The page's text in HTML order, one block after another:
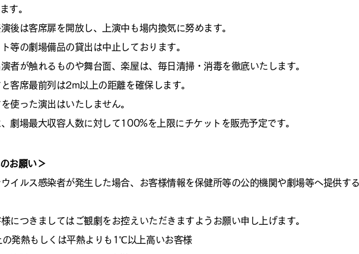
す。
は客席扉を開放し、上演中も場内換気に努めます。
の劇場備品の貸出は中止しております。
が触れるものや舞台面、楽屋は、毎日清掃・消毒を徹底いたします。
席最前列は2m以上の距離を確保します。
った演出はいたしません。
場最大収容人数に対して100%を上限にチケットを販売予定です。
お願い＞
ルス感染者が発生した場合、お客様情報を保健所等の公的機関や劇場等へ提供す
つきましてはご観劇をお控えいただきますようお願い申し上げます。
発熱もしくは平熱よりも1℃以上高いお客様